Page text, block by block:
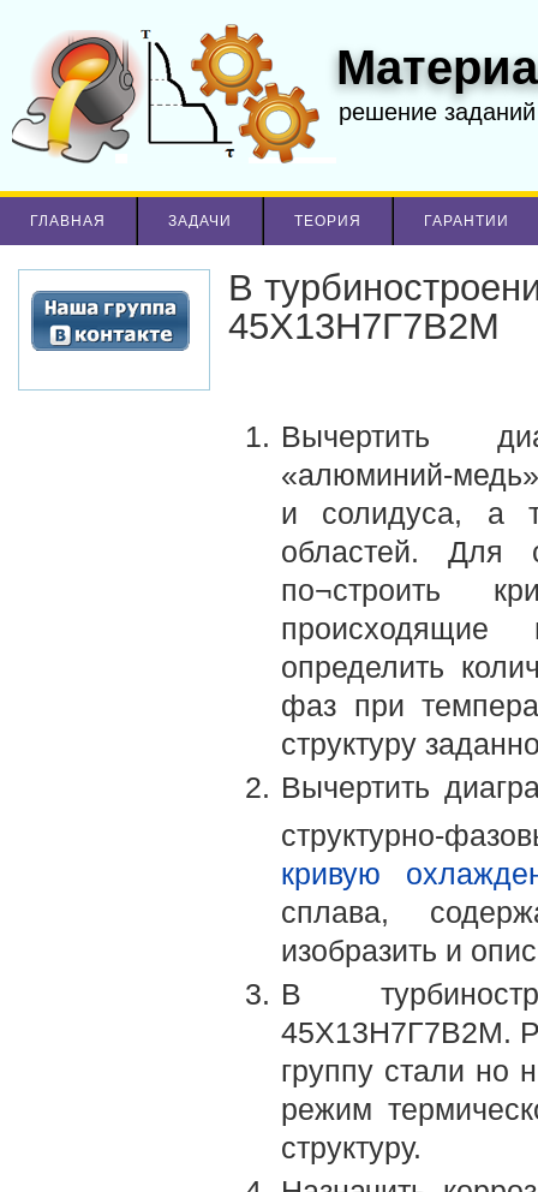
решение
ГЛАВНАЯ ЗАДАЧИ ТЕОРИЯ ГАРАНТИИ
В
45Х13Н7Г7В2М
Вычертить
«алюминий-
и солидуса, а
областей. Для
по¬строить
происходящие
определить
фаз при
структуру
Вычертить
структурно-
кривую
сплава,
изобразить и
В
45Х13Н7Г7В2М.
группу стали но
режим
структуру.